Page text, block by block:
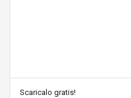
Scaricalo gratis!